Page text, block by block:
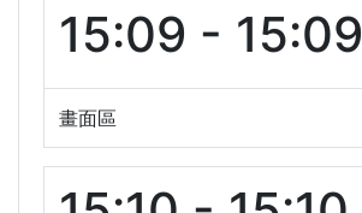
15:09 - 15:09
畫面區